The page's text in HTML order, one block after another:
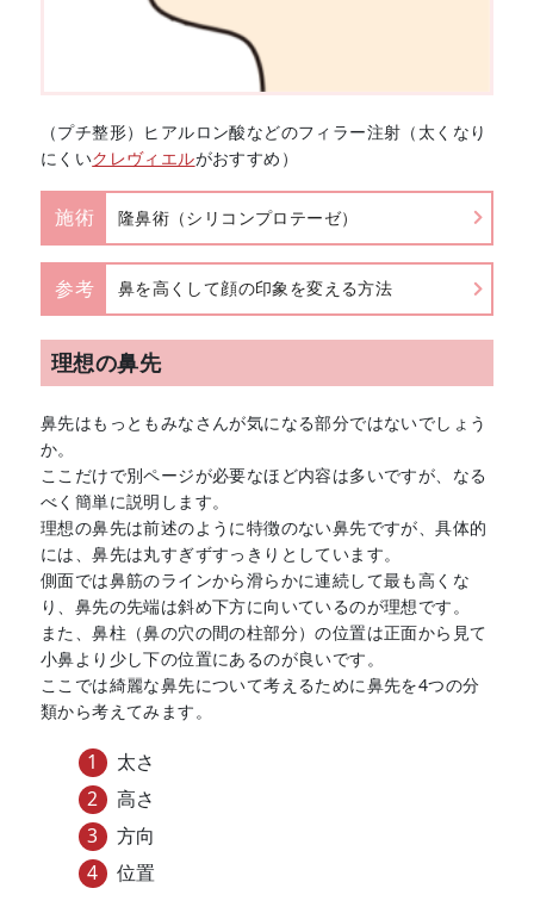
（プチ整形）ヒアルロン酸などのフィラー注射（太くなり
にくいクレヴィエルがおすすめ）
施術 隆鼻術（シリコンプロテーゼ）
参考 鼻を高くして顔の印象を変える方法
理想の鼻先
鼻先はもっともみなさんが気になる部分ではないでしょう
か。
ここだけで別ページが必要なほど内容は多いですが、なる
べく簡単に説明します。
理想の鼻先は前述のように特徴のない鼻先ですが、具体的
には、鼻先は丸すぎずすっきりとしています。
側面では鼻筋のラインから滑らかに連続して最も高くな
り、鼻先の先端は斜め下方に向いているのが理想です。
また、鼻柱（鼻の穴の間の柱部分）の位置は正面から見て
小鼻より少し下の位置にあるのが良いです。
ここでは綺麗な鼻先について考えるために鼻先を4つの分
類から考えてみます。
太さ
高さ
方向
位置